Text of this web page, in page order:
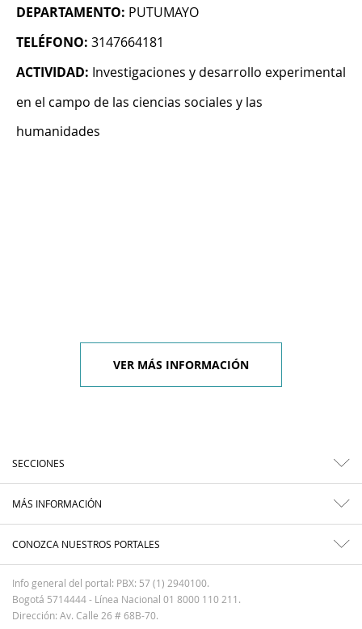
DEPARTAMENTO: PUTUMAYO
TELÉFONO: 3147664181
ACTIVIDAD: Investigaciones y desarrollo experimental
en el campo de las ciencias sociales y las
humanidades
VER MÁS INFORMACIÓN
SECCIONES
MÁS INFORMACIÓN
CONOZCA NUESTROS PORTALES
Info general del portal: PBX: 57 (1) 2940100.
Bogotá 5714444 - Línea Nacional 01 8000 110 211.
Dirección: Av. Calle 26 # 68B-70.